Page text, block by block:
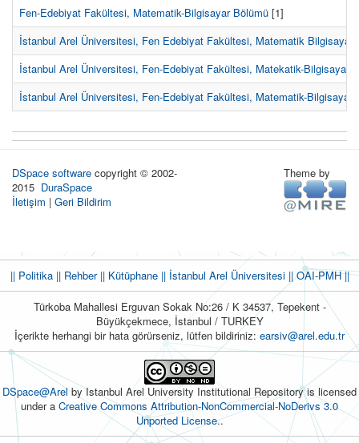
Fen-Edebiyat Fakültesi, Matematik-Bilgisayar Bölümü [1]
İstanbul Arel Üniversitesi, Fen Edebiyat Fakültesi, Matematik Bilgisayar
İstanbul Arel Üniversitesi, Fen-Edebiyat Fakültesi, Matekatik-Bilgisayar
İstanbul Arel Üniversitesi, Fen-Edebiyat Fakültesi, Matematik-Bilgisayar
DSpace software copyright © 2002-
2015 DuraSpace
İletişim | Geri Bildirim
Theme by
|| Politika|| Rehber|| Kütüphane|| İstanbul Arel Üniversitesi ||OAI-PMH ||
Türkoba Mahallesi Erguvan Sokak No:26 / K 34537, Tepekent -
Büyükçekmece, İstanbul / TURKEY
İçerikte herhangi bir hata görürseniz, lütfen bildiriniz: earsiv@arel.edu.tr
DSpace@Arelby Istanbul Arel University Institutional Repository is licensed
under a Creative Commons Attribution-NonCommercial-NoDerivs 3.0
Unported License..